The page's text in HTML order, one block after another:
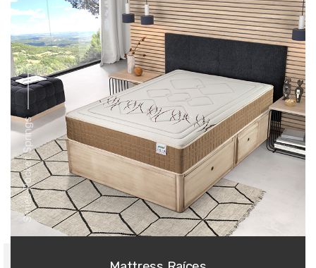
Series Pocket Springs